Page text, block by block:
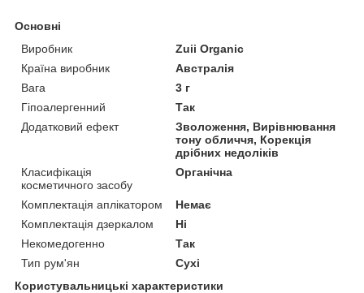
Основні
Виробник
Zuii Organic
Країна виробник
Австралія
Вага
3 г
Гіпоалергенний
Так
Додатковий ефект
Зволоження, Вирівнювання
тону обличчя, Корекція
дрібних недоліків
Класифікація
косметичного засобу
Органічна
Комплектація аплікатором
Немає
Комплектація дзеркалом
Ні
Некомедогенно
Так
Тип рум'ян
Сухі
Користувальницькі характеристики